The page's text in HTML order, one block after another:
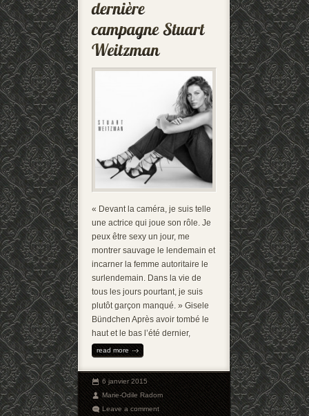
« Devant la caméra, je suis telle
une actrice qui joue son rôle. Je
peux être sexy un jour, me
montrer sauvage le lendemain et
incarner la femme autoritaire le
surlendemain. Dans la vie de
tous les jours pourtant, je suis
plutôt garçon manqué. » Gisele
Bündchen Après avoir tombé le
haut et le bas l’été dernier,
read more
6 janvier 2015
Marie-Odile Radom
Leave a comment